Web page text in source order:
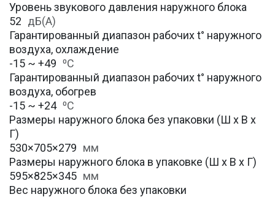
Уровень звукового давления наружного блока
52 дБ(А)
Гарантированный диапазон рабочих t° наружного
воздуха, охлаждение
-15 ~ +49 ⁰С
Гарантированный диапазон рабочих t° наружного
воздуха, обогрев
-15 ~ +24 ⁰С
Размеры наружного блока без упаковки (Ш х В х
Г)
530×705×279 мм
Размеры наружного блока в упаковке (Ш х В х Г)
595×825×345 мм
Вес наружного блока без упаковки